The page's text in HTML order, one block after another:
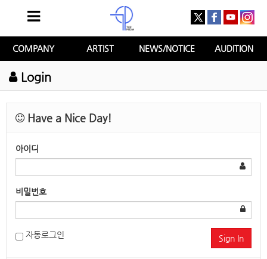
COMPANY ARTIST NEWS/NOTICE AUDITION
Login
Have a Nice Day!
아이디
비밀번호
자동로그인 Sign In